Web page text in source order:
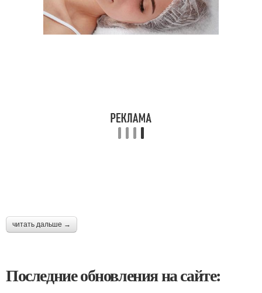
читать дальше →
Последние обновления на сайте: